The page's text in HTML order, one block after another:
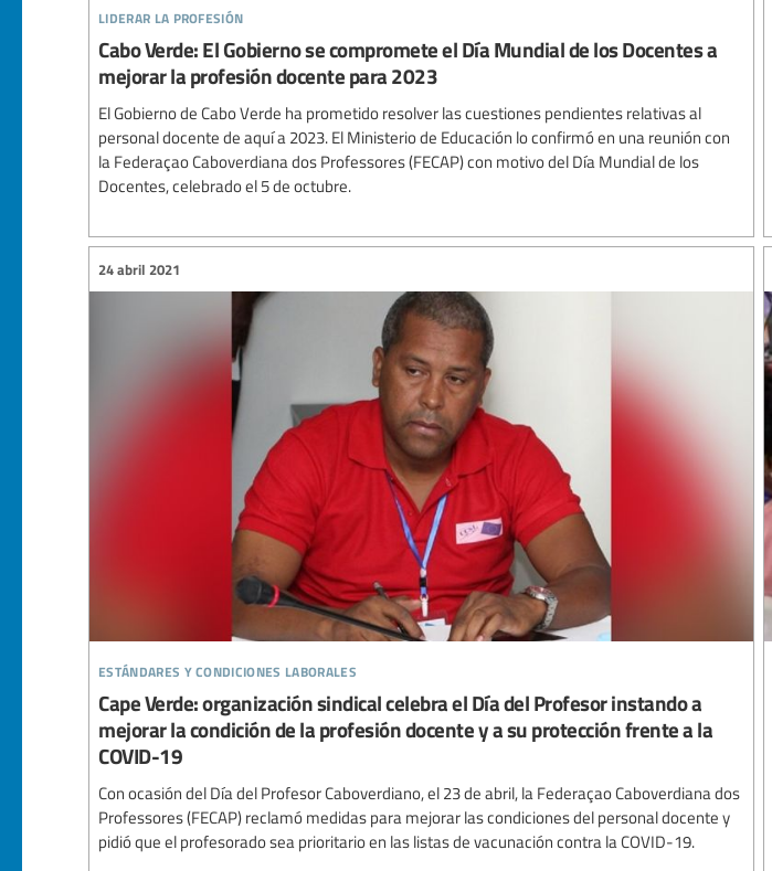
liderar la profesión
Cabo Verde: El Gobierno se compromete el Día Mundial de los Docentes a
mejorar la profesión docente para 2023
El Gobierno de Cabo Verde ha prometido resolver las cuestiones pendientes relativas al
personal docente de aquí a 2023. El Ministerio de Educación lo confirmó en una reunión con
la Federaçao Caboverdiana dos Professores (FECAP) con motivo del Día Mundial de los
Docentes, celebrado el 5 de octubre.
estándares y condiciones laborales
24 abril 2021
Cape Verde: organización sindical celebra el Día del Profesor instando a
mejorar la condición de la profesión docente y a su protección frente a la
COVID-19
Con ocasión del Día del Profesor Caboverdiano, el 23 de abril, la Federaçao Caboverdiana dos
Professores (FECAP) reclamó medidas para mejorar las condiciones del personal docente y
pidió que el profesorado sea prioritario en las listas de vacunación contra la COVID-19.